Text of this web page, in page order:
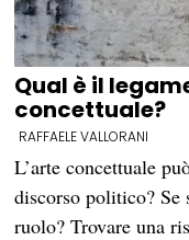
Qual è il
concettuale?
RAFFAELE VALLORANI
L’arte concettuale
discorso politico? Se
ruolo? Trovare una